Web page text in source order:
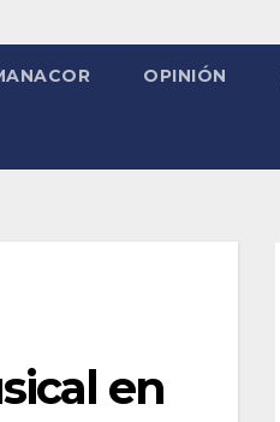
OPINIÓN
en